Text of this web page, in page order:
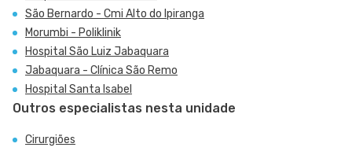
São Bernardo - Cmi Alto do Ipiranga
Morumbi - Poliklinik
Hospital São Luiz Jabaquara
Jabaquara - Clínica São Remo
Hospital Santa Isabel
Outros especialistas nesta unidade
Cirurgiões